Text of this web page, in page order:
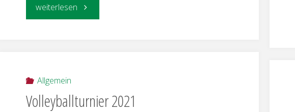
weiterlesen "Sommerlager
Allgemein
Volleyballturnier 2021